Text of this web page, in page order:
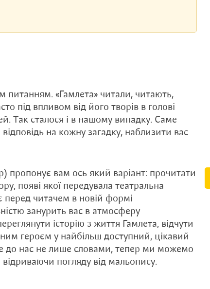
питанням. «Гамлета» читали, читають,
під впливом від його творів в голові
Так сталося і в нашому випадку. Саме
на кожну загадку, наблизити вас
пропонує вам ось який варіант: прочитати
появі якої передувала театральна
перед читачем в новій формі
занурить вас в атмосферу
історію з життя Гамлета, відчути
героєм у найбільш доступний, цікавий
до нас не лише словами, тепер ми можемо
відриваючи погляду від мальопису.